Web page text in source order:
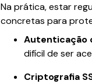
Na prática, estar
concretas para
Autenticação
difícil de ser
Criptografia